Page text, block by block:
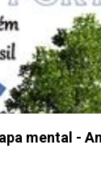
mental -